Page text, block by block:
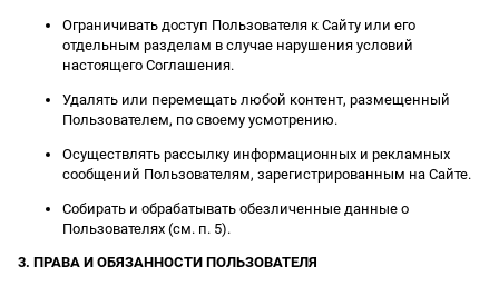
Ограничивать доступ Пользователя к Сайту или его
отдельным разделам в случае нарушения условий
настоящего Соглашения.
Удалять или перемещать любой контент, размещенный
Пользователем, по своему усмотрению.
Осуществлять рассылку информационных и рекламных
сообщений Пользователям, зарегистрированным на Сайте.
Собирать и обрабатывать обезличенные данные о
Пользователях (см. п. 5).
3. ПРАВА И ОБЯЗАННОСТИ ПОЛЬЗОВАТЕЛЯ